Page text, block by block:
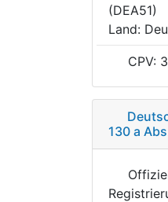
(DEA51)
Land:
CPV:
130 a